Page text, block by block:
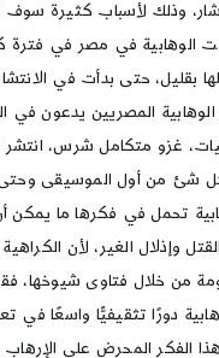
وذلك لأسباب كثيرة
الوهابية في مصر في
أو قبلها بقليل، حتى بدأت في
المصريين يدعون في
غزو متكامل شرس، انتشر
شئ من أول الموسيقى وحتى
تحمل في فكرها ما يمكن
وإذلال الغير، لأن
من خلال فتاوى شيوخها،
دورًا تثقيفيًّا واسعًا في
الفكر المحرض على